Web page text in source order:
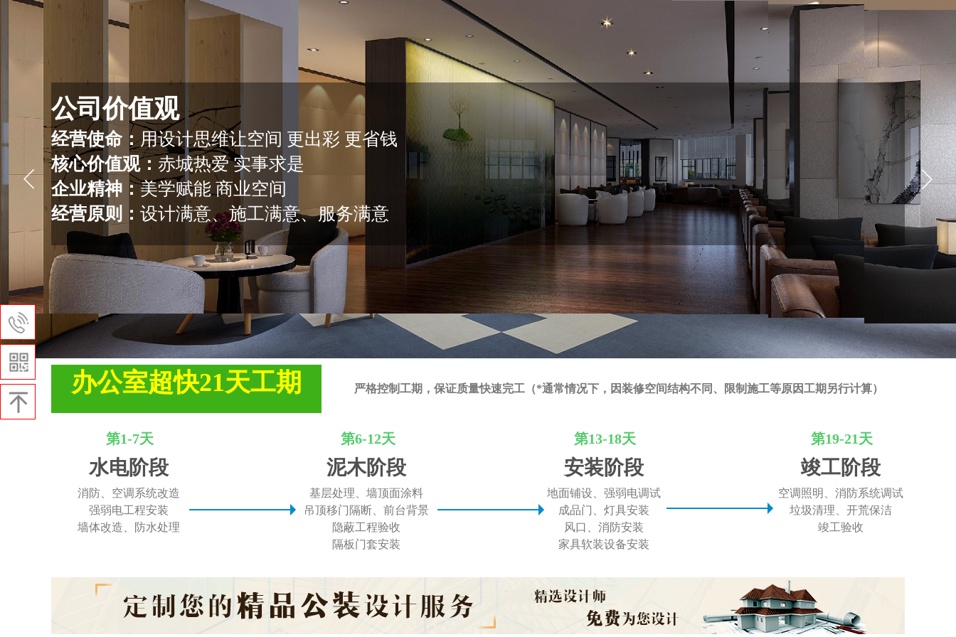
公司价值观
经营使命：用设计思维让空间 更出彩 更省钱
核心价值观： 赤城热爱 实事求是
企业精神：美学赋能 商业空间
经营原则： 设计满意、施工满意、服务满意
办公室超快21天工期 严格控制工期，保证质量快速完工（*通常情况下，因装修空间结构不同、限制施工等原因工期另行计算）
第1-7天 第6-12天 第13-18天 第19-21天
水电阶段
消防、空调系统改造
强弱电工程安装
墙体改造、防水处理
泥木阶段
基层处理、墙顶面涂料
吊顶移门隔断、前台背景
隐蔽工程验收
隔板门套安装
安装阶段
地面铺设、强弱电调试
成品门、灯具安装
风口、消防安装
家具软装设备安装
竣工阶段
空调照明、消防系统调试
垃圾清理、开荒保洁
竣工验收